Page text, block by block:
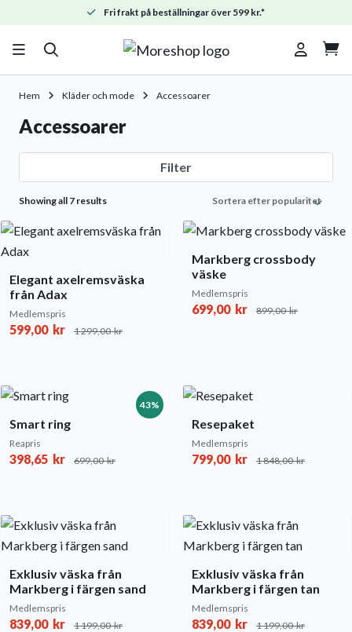
Fri frakt på beställningar över 599 kr.*

Hem Kläder och mode Accessoarer
Accessoarer
Filter
Showing all 7 resultsSorted
popularity
Elegant axelremsväska
från Adax
Medlemspris
599,00 kr 1 299,00kr
Markberg crossbody
väske
Medlemspris
699,00 kr 899,00kr
43%
Smart ring
Reapris
398,65 kr 699,00kr
Resepaket
Medlemspris
799,00 kr 1 848,00kr
Exklusiv väska från
Markberg i färgen sand
Medlemspris
839,00 kr 1 199,00kr
Exklusiv väska från
Markberg i färgen tan
Medlemspris
839,00 kr 1 199,00kr